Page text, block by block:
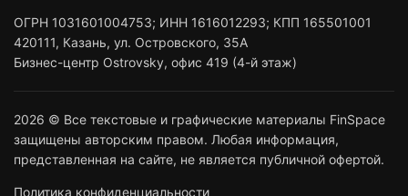
ОГРН 1031601004753; ИНН 1616012293; КПП 165501001
420111, Казань, ул. Островского, 35А
Бизнес-центр Ostrovsky, офис 419 (4-й этаж)
2026 © Все текстовые и графические материалы FinSpace
защищены авторским правом. Любая информация,
представленная на сайте, не является публичной офертой.
Политика конфиденциальности